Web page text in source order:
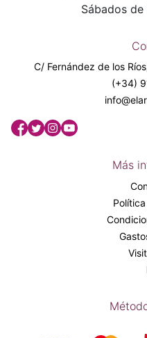
Sábados de
C/ Fernández de los
(+34)
Más